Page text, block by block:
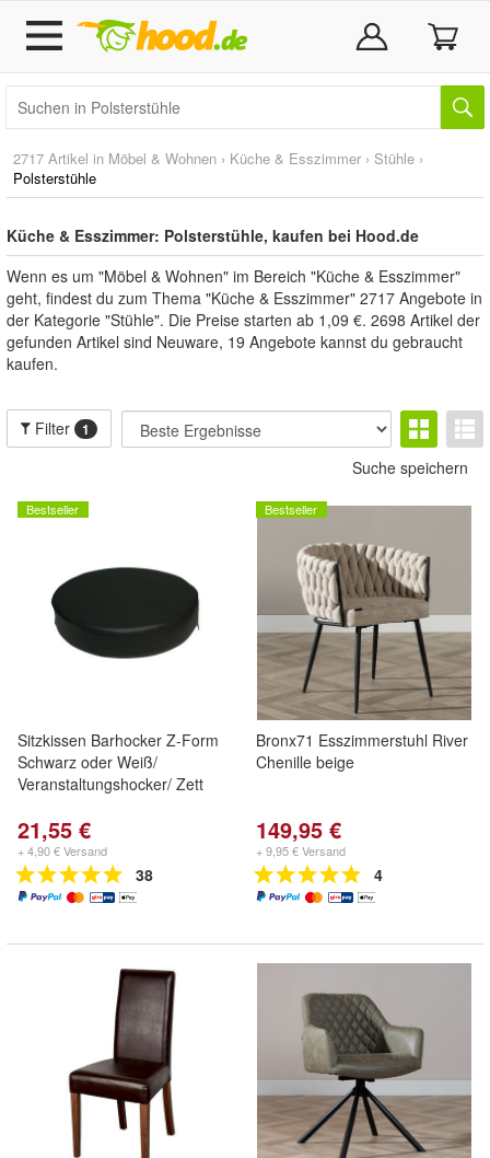
2717 Artikel in Möbel & Wohnen › Küche & Esszimmer › Stühle ›
Polsterstühle
Küche & Esszimmer: Polsterstühle, kaufen bei Hood.de
Wenn es um "Möbel & Wohnen" im Bereich "Küche & Esszimmer"
geht, findest du zum Thema "Küche & Esszimmer" 2717 Angebote in
der Kategorie "Stühle". Die Preise starten ab 1,09 €. 2698 Artikel der
gefunden Artikel sind Neuware, 19 Angebote kannst du gebraucht
kaufen.
Filter 1
Suche speichern
Bestseller
Sitzkissen Barhocker Z-Form
Schwarz oder Weiß/
Veranstaltungshocker/ Zett
21,55 €
+ 4,90 € Versand
38
Bestseller
Bronx71 Esszimmerstuhl River
Chenille beige
149,95 €
+ 9,95 € Versand
4